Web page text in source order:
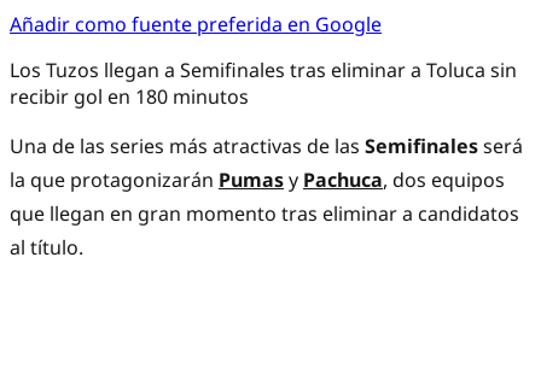
Añadir como fuente preferida en Google
Los Tuzos llegan a Semifinales tras eliminar a Toluca sin
recibir gol en 180 minutos
Una de las series más atractivas de las Semifinalesserá
la que protagonizarán Pumasy Pachuca, dos equipos
que llegan en gran momento tras eliminar a candidatos
al título.